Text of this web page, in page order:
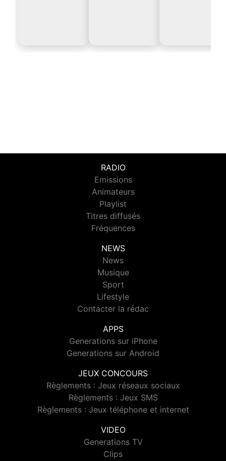
RADIO
Emissions
Animateurs
Playlist
Titres diffusés
Fréquences
NEWS
News
Musique
Sport
Lifestyle
Contacter la rédac
APPS
Generations sur iPhone
Generations sur Android
JEUX CONCOURS
Règlements : Jeux réseaux sociaux
Règlements : Jeux SMS
Règlements : Jeux téléphone et internet
VIDEO
Generations TV
Clips